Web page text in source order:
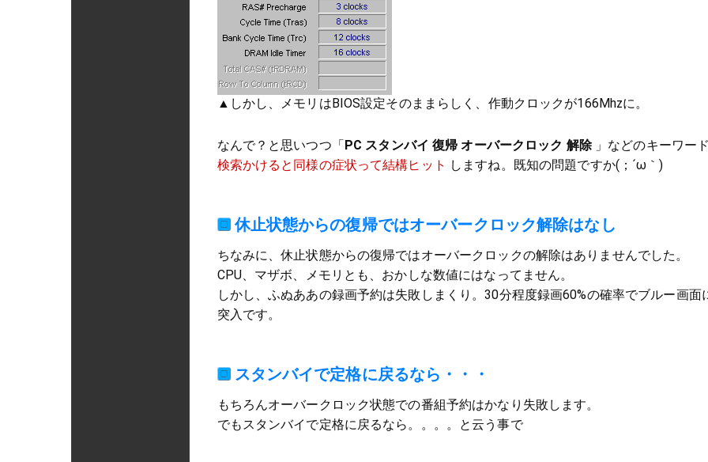
▲しかし、メモリはBIOS設定そのままらしく、作動クロックが166Mhzに。
なんで？と思いつつ「 PC スタンバイ 復帰 オーバークロック 解除」などのキーワー
検索かけると同様の症状って結構ヒット しますね。既知の問題ですか(；´ω｀)
休止状態からの復帰ではオーバークロック解除はなし
ちなみに、休止状態からの復帰ではオーバークロックの解除はありませんでした。
CPU、マザボ、メモリとも、おかしな数値にはなってません。
しかし、ふぬああの録画予約は失敗しまくり。30分程度録画60%の確率でブルー画面
突入です。
スタンバイで定格に戻るなら・・・
もちろんオーバークロック状態での番組予約はかなり失敗します。
でもスタンバイで定格に戻るなら。。。。と云う事で